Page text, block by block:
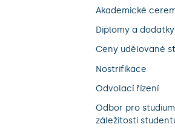
Akademické
Diplomy a dodatky
Ceny udělované
Nostrifikace
Odvolací řízení
Odbor pro
záležitosti